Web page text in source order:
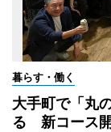
暮らす・働く
大手町で「丸
る 新コース